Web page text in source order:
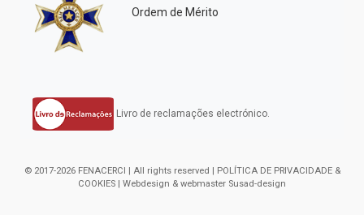
Ordem de Mérito
Livro de reclamações electrónico.
© 2017-2026 FENACERCI | All rights reserved |
POLÍTICA DE PRIVACIDADE &
COOKIES | Webdesign & webmaster Susad-design